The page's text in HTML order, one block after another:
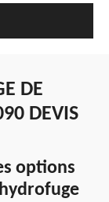
DE
DEVIS
options